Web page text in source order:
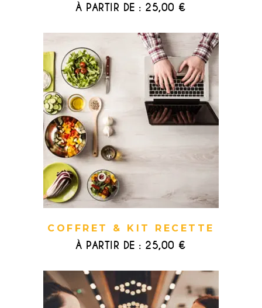
À PARTIR DE : 25,00 €
COFFRET & KIT RECETTE
À PARTIR DE : 25,00 €